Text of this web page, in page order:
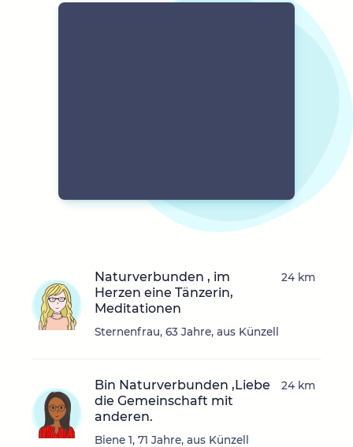
Naturverbunden , im
Herzen eine Tänzerin,
Meditationen
Sternenfrau, 63 Jahre, aus Künzell
24 km
Bin Naturverbunden ,Liebe
die Gemeinschaft mit
anderen.
Biene 1, 71 Jahre, aus Künzell
24 km